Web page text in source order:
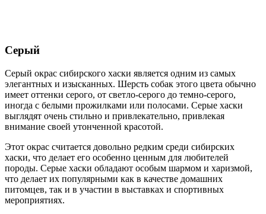
Серый
Серый окрас сибирского хаски является одним из самых
элегантных и изысканных. Шерсть собак этого цвета обычно
имеет оттенки серого, от светло-серого до темно-серого,
иногда с белыми прожилками или полосами. Серые хаски
выглядят очень стильно и привлекательно, привлекая
внимание своей утонченной красотой.
Этот окрас считается довольно редким среди сибирских
хаски, что делает его особенно ценным для любителей
породы. Серые хаски обладают особым шармом и харизмой,
что делает их популярными как в качестве домашних
питомцев, так и в участии в выставках и спортивных
мероприятиях.